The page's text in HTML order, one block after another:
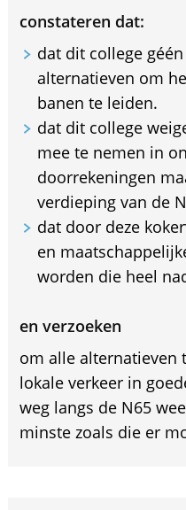
constateren dat:
dat dit college
alternatieven om
banen te leiden.
dat dit college
mee te nemen in
doorrekeningen
verdieping van de
dat door deze
en
worden die heel
en verzoeken
om alle alternatieven
lokale verkeer in
weg langs de N65
minste zoals die er